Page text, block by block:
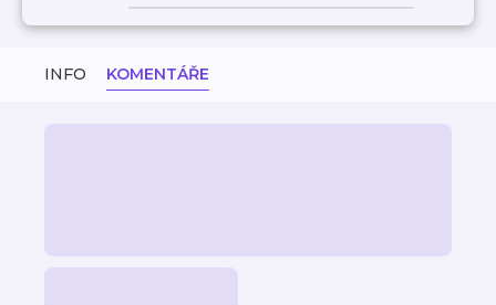
INFO KOMENTÁŘE